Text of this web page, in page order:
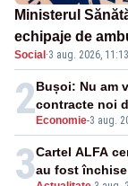
Ministerul
echipaje de
medicamente
publice
Social ·3 aug. 2026, 11:13
2 Economie-3 aug.
Bușoi: Nu am
contracte noi
3Cartel ALFA
au fost